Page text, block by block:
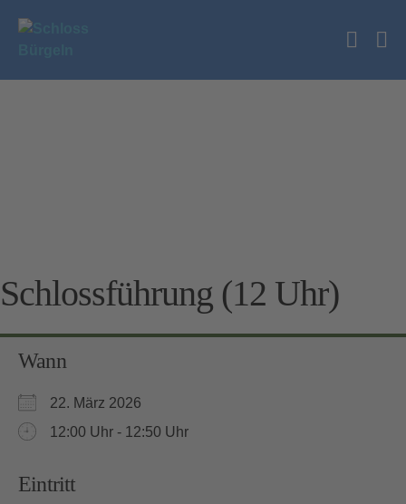
Inhalt
Schlossführung (12 Uhr)
Wann
22. März 2026
12:00 Uhr - 12:50 Uhr
Eintritt